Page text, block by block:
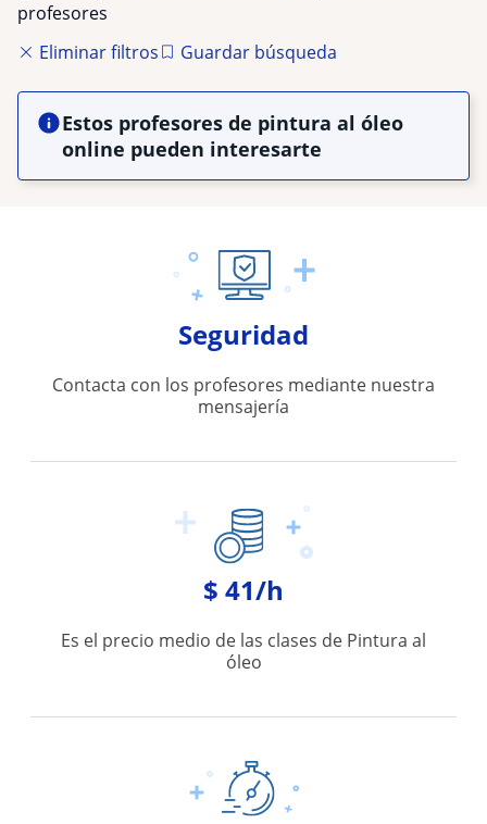
profesores
Eliminar filtros
Guardar búsqueda
Estos profesores de pintura al óleo
online pueden interesarte
Seguridad
Contacta con los profesores mediante nuestra
mensajería
$ 41/h
Es el precio medio de las clases de Pintura al
óleo